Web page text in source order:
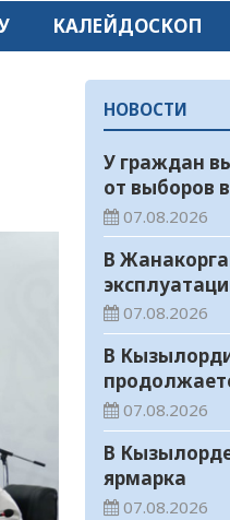
КАЛЕЙДОСКОП
НОВОСТИ
У граждан
от выборов
опрос
07.08.2026
В
станция
07.08.2026
В
Қазақстан»
07.08.2026
В
ярмарка
07.08.2026